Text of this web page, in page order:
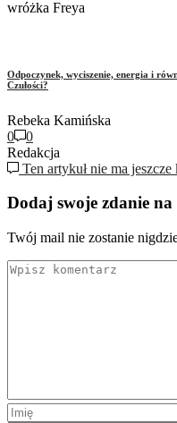
wróżka Freya
Odpoczynek, wyciszenie, energia i
Czułości?
Rebeka Kamińska
0
0
Redakcja
Ten artykuł nie ma
Dodaj swoje zdanie na
Twój mail nie zostanie